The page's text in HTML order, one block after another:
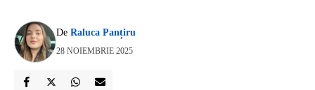
De Raluca Panțiru
28 NOIEMBRIE 2025